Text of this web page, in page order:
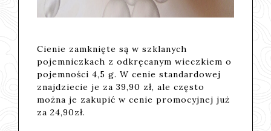
Cienie zamknięte są w szklanych
pojemniczkach z odkręcanym wieczkiem o
pojemności 4,5 g. W cenie standardowej
znajdziecie je za 39,90 zł, ale często
można je zakupić w cenie promocyjnej już
za 24,90zł.